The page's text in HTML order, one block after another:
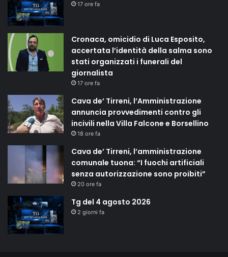
17 ore fa
Cronaca, omicidio di Luca Esposito,
accertata l’identità della salma sono
stati organizzati i funerali del
giornalista
17 ore fa
Cava de’ Tirreni, l’Amministrazione
annuncia provvedimenti contro gli
incivili nella Villa Falcone e Borsellino
18 ore fa
Cava de’ Tirreni, l’amministrazione
comunale tuona: “I fuochi artificiali
senza autorizzazione sono proibiti”
20 ore fa
Tg del 4 agosto 2026
2 giorni fa